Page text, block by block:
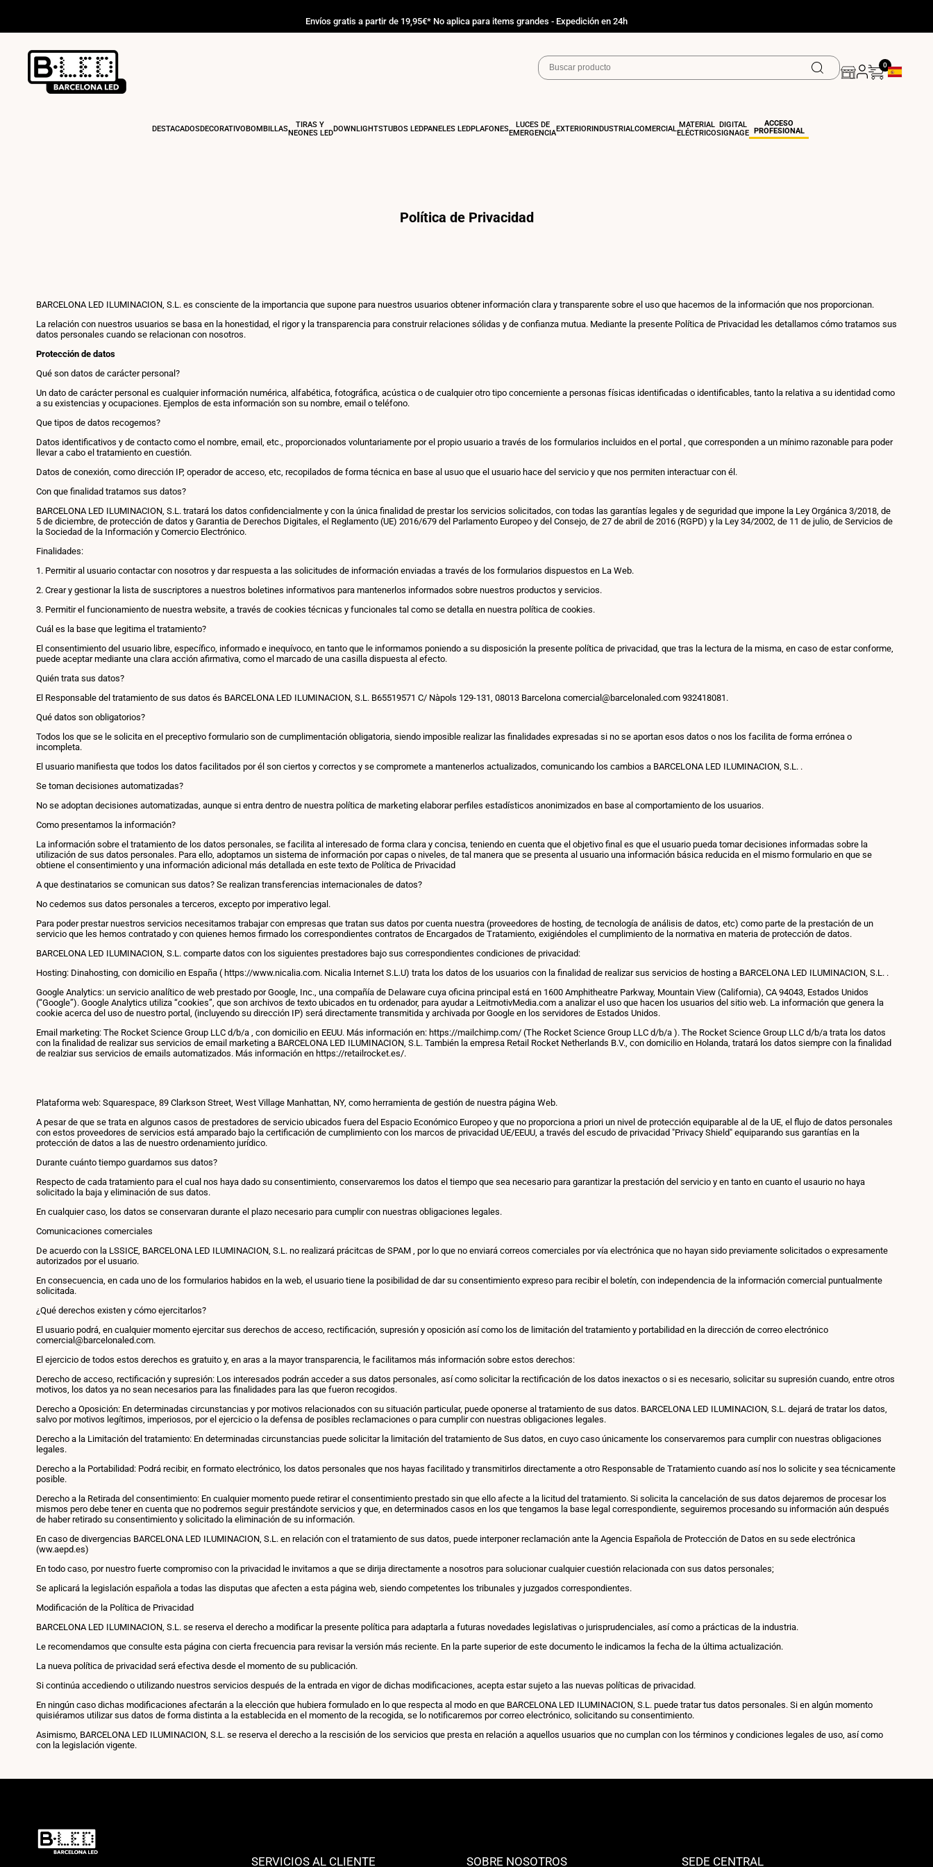
Envíos gratis a partir de 19,95€* No aplica para items grandes - Expedición en 24h
0
DESTACADOSDECORATIVOBOMBILLAS
TIRAS Y
NEONES LEDDOWNLIGHTSTUBOS LEDPANELES LEDPLAFONES
LUCES DE
EMERGENCIAEXTERIORINDUSTRIAL COMERCIAL MATERIAL
ELÉCTRICO
DIGITAL
SIGNAGE
ACCESO
PROFESIONAL
Política de Privacidad
BARCELONA LED ILUMINACION, S.L. es consciente de la importancia que supone para nuestros usuarios obtener información clara y transparente sobre el uso que hacemos de la información que nos proporcionan.
La relación con nuestros usuarios se basa en la honestidad, el rigor y la transparencia para construir relaciones sólidas y de confianza mutua. Mediante la presente Política de Privacidad les detallamos cómo tratamos sus
datos personales cuando se relacionan con nosotros.
Protección de datos
Qué son datos de carácter personal?
Un dato de carácter personal es cualquier información numérica, alfabética, fotográfica, acústica o de cualquier otro tipo concerniente a personas físicas identificadas o identificables, tanto la relativa a su identidad como
a su existencias y ocupaciones. Ejemplos de esta información son su nombre, email o teléfono.
Que tipos de datos recogemos?
Datos identificativos y de contacto como el nombre, email, etc., proporcionados voluntariamente por el propio usuario a través de los formularios incluidos en el portal , que corresponden a un mínimo razonable para poder
llevar a cabo el tratamiento en cuestión.
Datos de conexión, como dirección IP, operador de acceso, etc, recopilados de forma técnica en base al usuo que el usuario hace del servicio y que nos permiten interactuar con él.
Con que finalidad tratamos sus datos?
BARCELONA LED ILUMINACION, S.L. tratará los datos confidencialmente y con la única finalidad de prestar los servicios solicitados, con todas las garantías legales y de seguridad que impone la Ley Orgánica 3/2018, de
5 de diciembre, de protección de datos y Garantia de Derechos Digitales, el Reglamento (UE) 2016/679 del Parlamento Europeo y del Consejo, de 27 de abril de 2016 (RGPD) y la Ley 34/2002, de 11 de julio, de Servicios de
la Sociedad de la Información y Comercio Electrónico.
Finalidades:
1. Permitir al usuario contactar con nosotros y dar respuesta a las solicitudes de información enviadas a través de los formularios dispuestos en La Web.
2. Crear y gestionar la lista de suscriptores a nuestros boletines informativos para mantenerlos informados sobre nuestros productos y servicios.
3. Permitir el funcionamiento de nuestra website, a través de cookies técnicas y funcionales tal como se detalla en nuestra política de cookies.
Cuál es la base que legitima el tratamiento?
El consentimiento del usuario libre, específico, informado e inequívoco, en tanto que le informamos poniendo a su disposición la presente política de privacidad, que tras la lectura de la misma, en caso de estar conforme,
puede aceptar mediante una clara acción afirmativa, como el marcado de una casilla dispuesta al efecto.
Quién trata sus datos?
El Responsable del tratamiento de sus datos és BARCELONA LED ILUMINACION, S.L. B65519571 C/ Nàpols 129-131, 08013 Barcelona comercial@barcelonaled.com 932418081.
Qué datos son obligatorios?
Todos los que se le solicita en el preceptivo formulario son de cumplimentación obligatoria, siendo imposible realizar las finalidades expresadas si no se aportan esos datos o nos los facilita de forma errónea o
incompleta.
El usuario manifiesta que todos los datos facilitados por él son ciertos y correctos y se compromete a mantenerlos actualizados, comunicando los cambios a BARCELONA LED ILUMINACION, S.L. .
Se toman decisiones automatizadas?
No se adoptan decisiones automatizadas, aunque si entra dentro de nuestra política de marketing elaborar perfiles estadísticos anonimizados en base al comportamiento de los usuarios.
Como presentamos la información?
La información sobre el tratamiento de los datos personales, se facilita al interesado de forma clara y concisa, teniendo en cuenta que el objetivo final es que el usuario pueda tomar decisiones informadas sobre la
utilización de sus datos personales. Para ello, adoptamos un sistema de información por capas o niveles, de tal manera que se presenta al usuario una información básica reducida en el mismo formulario en que se
obtiene el consentimiento y una información adicional más detallada en este texto de Política de Privacidad
A que destinatarios se comunican sus datos? Se realizan transferencias internacionales de datos?
No cedemos sus datos personales a terceros, excepto por imperativo legal.
Para poder prestar nuestros servicios necesitamos trabajar con empresas que tratan sus datos por cuenta nuestra (proveedores de hosting, de tecnología de análisis de datos, etc) como parte de la prestación de un
servicio que les hemos contratado y con quienes hemos firmado los correspondientes contratos de Encargados de Tratamiento, exigiéndoles el cumplimiento de la normativa en materia de protección de datos.
BARCELONA LED ILUMINACION, S.L. comparte datos con los siguientes prestadores bajo sus correspondientes condiciones de privacidad:
Hosting: Dinahosting, con domicilio en España ( https://www.nicalia.com. Nicalia Internet S.L.U) trata los datos de los usuarios con la finalidad de realizar sus servicios de hosting a BARCELONA LED ILUMINACION, S.L. .
Google Analytics: un servicio analítico de web prestado por Google, Inc., una compañía de Delaware cuya oficina principal está en 1600 Amphitheatre Parkway, Mountain View (California), CA 94043, Estados Unidos
(“Google”). Google Analytics utiliza “cookies”, que son archivos de texto ubicados en tu ordenador, para ayudar a LeitmotivMedia.com a analizar el uso que hacen los usuarios del sitio web. La información que genera la
cookie acerca del uso de nuestro portal, (incluyendo su dirección IP) será directamente transmitida y archivada por Google en los servidores de Estados Unidos.
Email marketing: The Rocket Science Group LLC d/b/a , con domicilio en EEUU. Más información en: https://mailchimp.com/ (The Rocket Science Group LLC d/b/a ). The Rocket Science Group LLC d/b/a trata los datos
con la finalidad de realizar sus servicios de email marketing a BARCELONA LED ILUMINACION, S.L. También la empresa Retail Rocket Netherlands B.V., con domicilio en Holanda, tratará los datos siempre con la finalidad
de realziar sus servicios de emails automatizados. Más información en https://retailrocket.es/.
Plataforma web: Squarespace, 89 Clarkson Street, West Village Manhattan, NY, como herramienta de gestión de nuestra página Web.
A pesar de que se trata en algunos casos de prestadores de servicio ubicados fuera del Espacio Económico Europeo y que no proporciona a priori un nivel de protección equiparable al de la UE, el flujo de datos personales
con estos proveedores de servicios está amparado bajo la certificación de cumplimiento con los marcos de privacidad UE/EEUU, a través del escudo de privacidad "Privacy Shield" equiparando sus garantías en la
protección de datos a las de nuestro ordenamiento jurídico.
Durante cuánto tiempo guardamos sus datos?
Respecto de cada tratamiento para el cual nos haya dado su consentimiento, conservaremos los datos el tiempo que sea necesario para garantizar la prestación del servicio y en tanto en cuanto el usaurio no haya
solicitado la baja y eliminación de sus datos.
En cualquier caso, los datos se conservaran durante el plazo necesario para cumplir con nuestras obligaciones legales.
Comunicaciones comerciales
De acuerdo con la LSSICE, BARCELONA LED ILUMINACION, S.L. no realizará prácitcas de SPAM , por lo que no enviará correos comerciales por vía electrónica que no hayan sido previamente solicitados o expresamente
autorizados por el usuario.
En consecuencia, en cada uno de los formularios habidos en la web, el usuario tiene la posibilidad de dar su consentimiento expreso para recibir el boletín, con independencia de la información comercial puntualmente
solicitada.
¿Qué derechos existen y cómo ejercitarlos?
El usuario podrá, en cualquier momento ejercitar sus derechos de acceso, rectificación, supresión y oposición así como los de limitación del tratamiento y portabilidad en la dirección de correo electrónico
comercial@barcelonaled.com.
El ejercicio de todos estos derechos es gratuito y, en aras a la mayor transparencia, le facilitamos más información sobre estos derechos:
Derecho de acceso, rectificación y supresión: Los interesados podrán acceder a sus datos personales, así como solicitar la rectificación de los datos inexactos o si es necesario, solicitar su supresión cuando, entre otros
motivos, los datos ya no sean necesarios para las finalidades para las que fueron recogidos.
Derecho a Oposición: En determinadas circunstancias y por motivos relacionados con su situación particular, puede oponerse al tratamiento de sus datos. BARCELONA LED ILUMINACION, S.L. dejará de tratar los datos,
salvo por motivos legítimos, imperiosos, por el ejercicio o la defensa de posibles reclamaciones o para cumplir con nuestras obligaciones legales.
Derecho a la Limitación del tratamiento: En determinadas circunstancias puede solicitar la limitación del tratamiento de Sus datos, en cuyo caso únicamente los conservaremos para cumplir con nuestras obligaciones
legales.
Derecho a la Portabilidad: Podrá recibir, en formato electrónico, los datos personales que nos hayas facilitado y transmitirlos directamente a otro Responsable de Tratamiento cuando así nos lo solicite y sea técnicamente
posible.
Derecho a la Retirada del consentimiento: En cualquier momento puede retirar el consentimiento prestado sin que ello afecte a la licitud del tratamiento. Si solicita la cancelación de sus datos dejaremos de procesar los
mismos pero debe tener en cuenta que no podremos seguir prestándote servicios y que, en determinados casos en los que tengamos la base legal correspondiente, seguiremos procesando su información aún después
de haber retirado su consentimiento y solicitado la eliminación de su información.
En caso de divergencias BARCELONA LED ILUMINACION, S.L. en relación con el tratamiento de sus datos, puede interponer reclamación ante la Agencia Española de Protección de Datos en su sede electrónica
(ww.aepd.es)
En todo caso, por nuestro fuerte compromiso con la privacidad le invitamos a que se dirija directamente a nosotros para solucionar cualquier cuestión relacionada con sus datos personales;
Se aplicará la legislación española a todas las disputas que afecten a esta página web, siendo competentes los tribunales y juzgados correspondientes.
Modificación de la Política de Privacidad
BARCELONA LED ILUMINACION, S.L. se reserva el derecho a modificar la presente política para adaptarla a futuras novedades legislativas o jurisprudenciales, así como a prácticas de la industria.
Le recomendamos que consulte esta página con cierta frecuencia para revisar la versión más reciente. En la parte superior de este documento le indicamos la fecha de la última actualización.
La nueva política de privacidad será efectiva desde el momento de su publicación.
Si continúa accediendo o utilizando nuestros servicios después de la entrada en vigor de dichas modificaciones, acepta estar sujeto a las nuevas políticas de privacidad.
En ningún caso dichas modificaciones afectarán a la elección que hubiera formulado en lo que respecta al modo en que BARCELONA LED ILUMINACION, S.L. puede tratar tus datos personales. Si en algún momento
quisiéramos utilizar sus datos de forma distinta a la establecida en el momento de la recogida, se lo notificaremos por correo electrónico, solicitando su consentimiento.
Asimismo, BARCELONA LED ILUMINACION, S.L. se reserva el derecho a la rescisión de los servicios que presta en relación a aquellos usuarios que no cumplan con los términos y condiciones legales de uso, así como
con la legislación vigente.
SERVICIOS AL CLIENTE SOBRE NOSOTROS SEDE CENTRAL